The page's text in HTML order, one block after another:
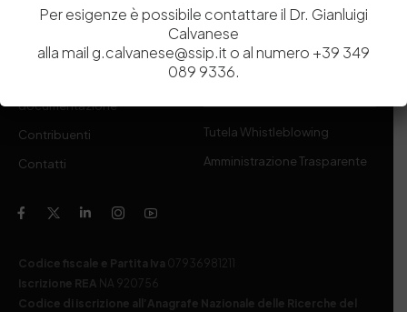
Ricerca e Sviluppo
Formazione
documentazione
Contribuenti
Contatti
Biblioteca
Politecnico del Cuoio
Media
Tutela Whistleblowing
Amministrazione Trasparente
Codice fiscale e Partita Iva 07936981211
Iscrizione REA NA 920756
Codice di iscrizione all’Anagrafe Nazionale delle Ricerche del
Per esigenze è possibile contattare il Dr. Gianluigi
Calvanese
alla mail g.calvanese@ssip.it o al numero +39 349
089 9336.